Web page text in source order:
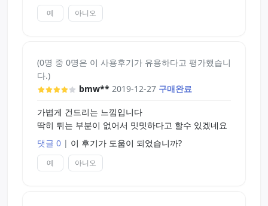
예 아니오
(0명 중 0명은 이 사용후기가 유용하다고 평가했습니
다.)
bmw** 2019-12-27 구매완료
가볍게 건드리는 느낌입니다
딱히 튀는 부분이 없어서 밋밋하다고 할수 있겠네요
댓글 0 | 이 후기가 도움이 되었습니까?
예 아니오